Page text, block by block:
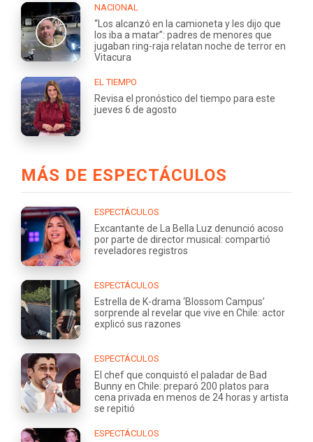
NACIONAL
“Los alcanzó en la camioneta y les dijo que
los iba a matar”: padres de menores que
jugaban ring-raja relatan noche de terror en
Vitacura
EL TIEMPO
Revisa el pronóstico del tiempo para este
jueves 6 de agosto
MÁS DE ESPECTÁCULOS
ESPECTÁCULOS
Excantante de La Bella Luz denunció acoso
por parte de director musical: compartió
reveladores registros
ESPECTÁCULOS
Estrella de K-drama ‘Blossom Campus’
sorprende al revelar que vive en Chile: actor
explicó sus razones
ESPECTÁCULOS
El chef que conquistó el paladar de Bad
Bunny en Chile: preparó 200 platos para
cena privada en menos de 24 horas y artista
se repitió
ESPECTÁCULOS